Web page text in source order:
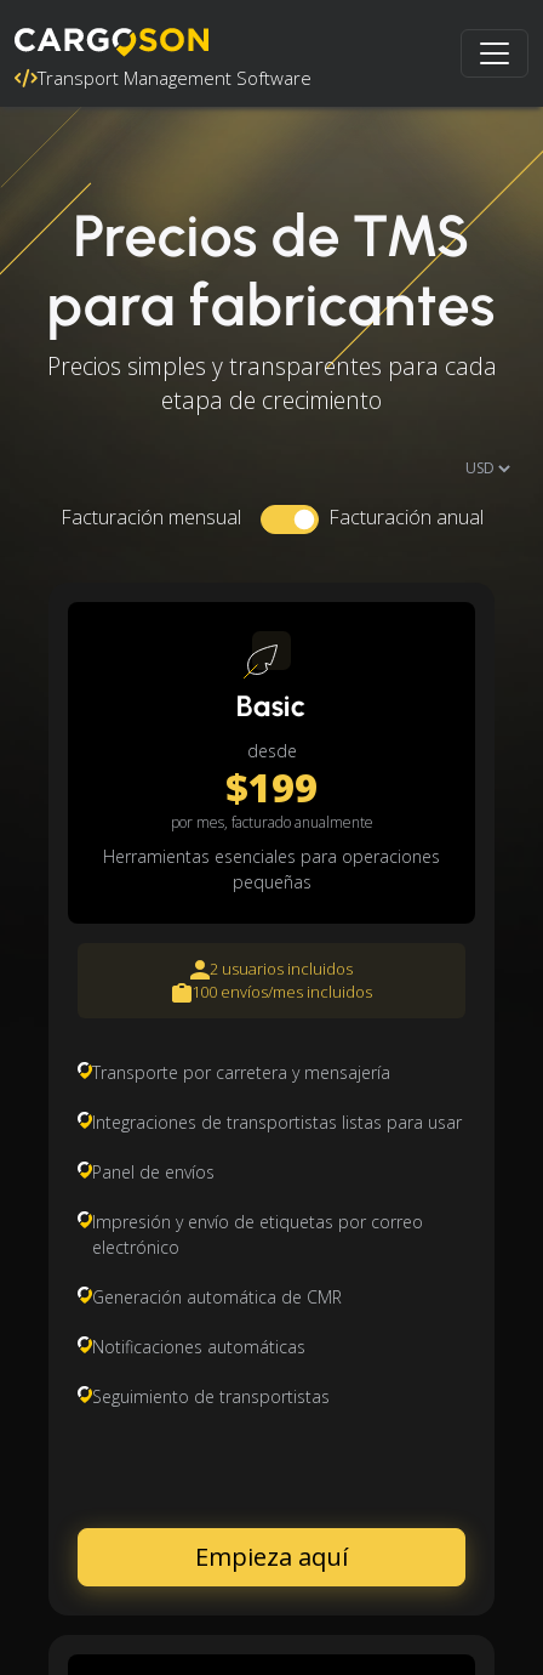
Transport Management Software
Precios de TMS
para fabricantes
Precios simples y transparentes para cada
etapa de crecimiento
Facturación mensual Facturación anual
Basic
desde
$199
por mes, facturado anualmente
Herramientas esenciales para operaciones
pequeñas
2 usuarios incluidos
100 envíos/mes incluidos
Transporte por carretera y mensajería
Integraciones de transportistas listas para usar
Panel de envíos
Impresión y envío de etiquetas por correo
electrónico
Generación automática de CMR
Notificaciones automáticas
Seguimiento de transportistas
Empieza aquí